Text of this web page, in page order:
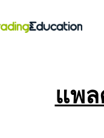
แพ